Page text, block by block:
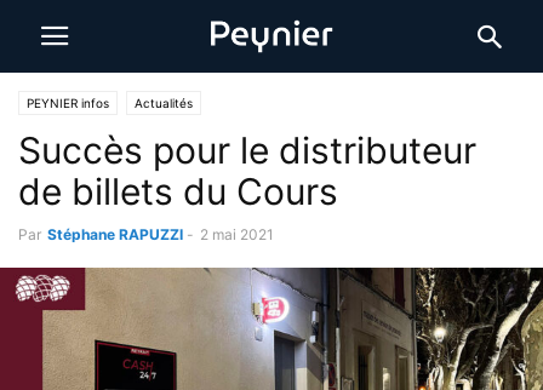
PEYNIER infos Actualités
Succès pour le distributeur
de billets du Cours
Par Stéphane RAPUZZI - 2 mai 2021